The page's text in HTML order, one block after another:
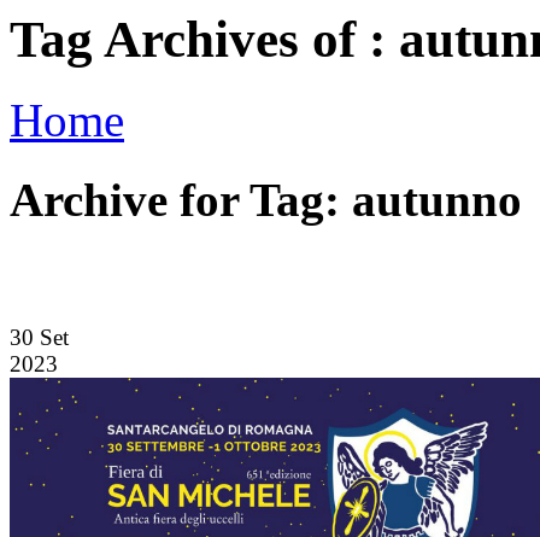
Tag Archives of :
Home
Archive for Tag: autunno
30 Set
2023